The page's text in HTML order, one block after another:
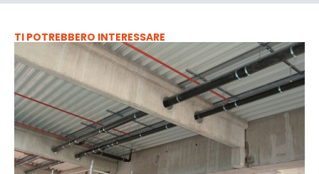
TI POTREBBERO INTERESSARE